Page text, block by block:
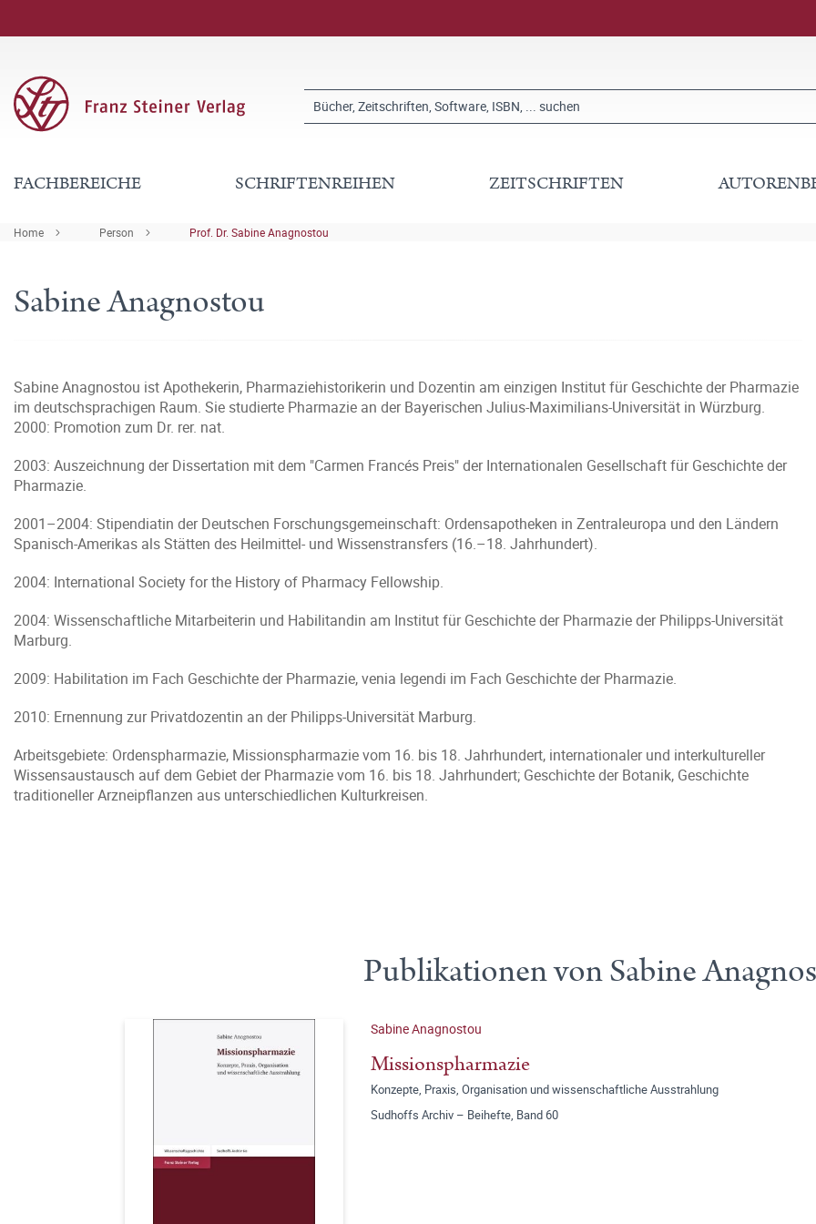
FACHBEREICHE SCHRIFTENREIHEN ZEITSCHRIFTEN
Home Person Prof. Dr. Sabine Anagnostou
Sabine Anagnostou
Sabine Anagnostou ist Apothekerin, Pharmaziehistorikerin und Dozentin am einzigen Institut für Geschichte der Pharmazie
im deutschsprachigen Raum. Sie studierte Pharmazie an der Bayerischen Julius-Maximilians-Universität in Würzburg.
2000: Promotion zum Dr. rer. nat.
2003: Auszeichnung der Dissertation mit dem "Carmen Francés Preis" der Internationalen Gesellschaft für Geschichte der
Pharmazie.
2001–2004: Stipendiatin der Deutschen Forschungsgemeinschaft: Ordensapotheken in Zentraleuropa und den Ländern
Spanisch-Amerikas als Stätten des Heilmittel- und Wissenstransfers (16.–18. Jahrhundert).
2004: International Society for the History of Pharmacy Fellowship.
2004: Wissenschaftliche Mitarbeiterin und Habilitandin am Institut für Geschichte der Pharmazie der Philipps-Universität
Marburg.
2009: Habilitation im Fach Geschichte der Pharmazie, venia legendi im Fach Geschichte der Pharmazie.
2010: Ernennung zur Privatdozentin an der Philipps-Universität Marburg.
Arbeitsgebiete: Ordenspharmazie, Missionspharmazie vom 16. bis 18. Jahrhundert, internationaler und interkultureller
Wissensaustausch auf dem Gebiet der Pharmazie vom 16. bis 18. Jahrhundert; Geschichte der Botanik, Geschichte
traditioneller Arzneipflanzen aus unterschiedlichen Kulturkreisen.
Publikationen von Sabine
Sabine Anagnostou
Missionspharmazie
Konzepte, Praxis, Organisation und wissenschaftliche Ausstrahlung
Sudhoffs Archiv – Beihefte, Band 60